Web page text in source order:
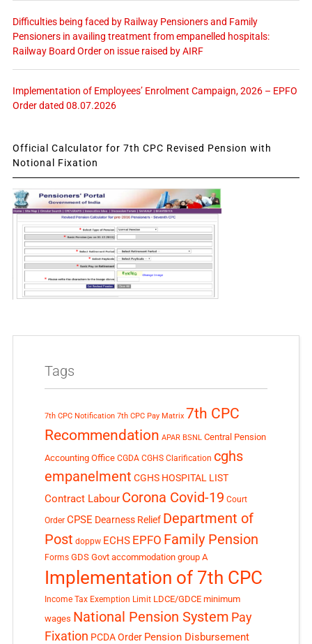
Difficulties being faced by Railway Pensioners and Family
Pensioners in availing treatment from empanelled hospitals:
Railway Board Order on issue raised by AIRF
Implementation of Employees’ Enrolment Campaign, 2026 – EPFO
Order dated 08.07.2026
Official Calculator for 7th CPC Revised Pension with
Notional Fixation
Tags
7th CPC Notification 7th CPC Pay Matrix 7th CPC
Recommendation APAR BSNL Central Pension
Accounting Office CGDA CGHS Clarification cghs
empanelment CGHS HOSPITAL LIST
Contract Labour Corona Covid-19 Court
Order CPSE Dearness Relief Department of
Post doppw ECHS EPFO Family Pension
Forms GDS Govt accommodation group A
Implementation of 7th CPC
Income Tax Exemption Limit LDCE/GDCE minimum
wages National Pension System Pay
Fixation PCDA Order Pension Disbursement